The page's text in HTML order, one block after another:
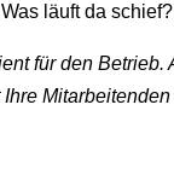
läuft da schief?
für den